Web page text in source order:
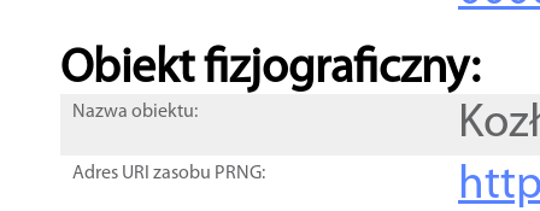
Obiekt fizjograficzny:
Nazwa obiektu:
Adres URI zasobu PRNG: